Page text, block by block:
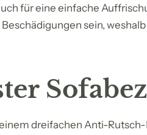
für eine einfache
sein,
dreifachen Anti-